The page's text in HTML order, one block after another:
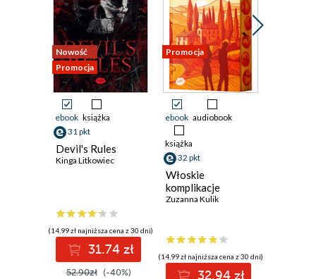
Nowość
Promocja
ebook książka
31 pkt
Devil's Rules
Kinga Litkowiec
(14,99 zł najniższa cena z 30 dni)
31.74 zł
52.90zł (-40%)
Promocja
ebook audiobook
książka
32 pkt
Włoskie
komplikacje
Zuzanna Kulik
(14,99 zł najniższa cena z 30 dni)
32.94 zł